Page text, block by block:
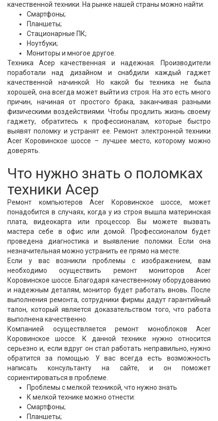
качественной техники. На рынке нашей страны можно найти:
Смартфоны;
Планшеты;
Стационарные ПК;
Ноутбуки;
Мониторы и многое другое.
Техника Асер качественная и надежная. Производители
поработали над дизайном и снабдили каждый гаджет
качественной начинкой. Но какой бы техника не была
хорошей, она всегда может выйти из строя. На это есть много
причин, начиная от простого брака, заканчивая разными
физическими воздействиями. Чтобы продлить жизнь своему
гаджету, обратитесь к профессионалам, которые быстро
выявят поломку и устранят ее. Ремонт электронной техники
Acer Коровинское шоссе – лучшее место, которому можно
доверять.
Что нужно знать о поломках
техники Асер
Ремонт компьютеров Acer Коровинское шоссе, может
понадобится в случаях, когда у из строя вышла материнская
плата, видеокарта или процессор. Вы можете вызвать
мастера себе в офис или домой. Профессионалом будет
проведена диагностика и выявление поломки. Если она
незначительная можно устранить ее прямо на месте.
Если у вас возникли проблемы с изображением, вам
необходимо осуществить ремонт мониторов Acer
Коровинское шоссе. Благодаря качественному оборудованию
и надежным деталям, монитор будет работать вновь. После
выполнения ремонта, сотрудники фирмы дадут гарантийный
талон, который является доказательством того, что работа
выполнена качественно.
Компанией осуществляется ремонт моноблоков Acer
Коровинское шоссе. К данной технике нужно относится
серьезно и, если вдруг он стал работать неправильно, нужно
обратится за помощью. У вас всегда есть возможность
написать консультанту на сайте, и он поможет
сориентироваться в проблеме.
Проблемы с мелкой техникой, что нужно знать
К мелкой технике можно отнести:
Смартфоны;
Планшеты;